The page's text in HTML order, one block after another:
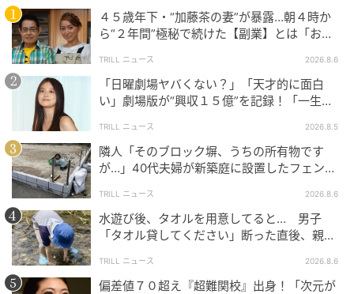
４５歳年下・“加藤茶の妻”が暴露…朝４時か
ら“２年間”極秘で続けた【副業】とは「お金
TRILL ニュース 2026.8.6
「日曜劇場ヤバくない？」「天才的に面白
い」劇場版が“興収１５億”を記録！「一生言
TRILL ニュース 2026.8.5
隣人「そのブロック塀、うちの所有物です
が…」40代夫婦が新築庭に設置したフェン
TRILL ニュース 2026.8.6
水遊び後、タオルを用意してると… 男子
「タオル貸してください」断った直後、親が
TRILL ニュース 2026.8.6
偏差値７０超え『超難関校』出身！「次元が